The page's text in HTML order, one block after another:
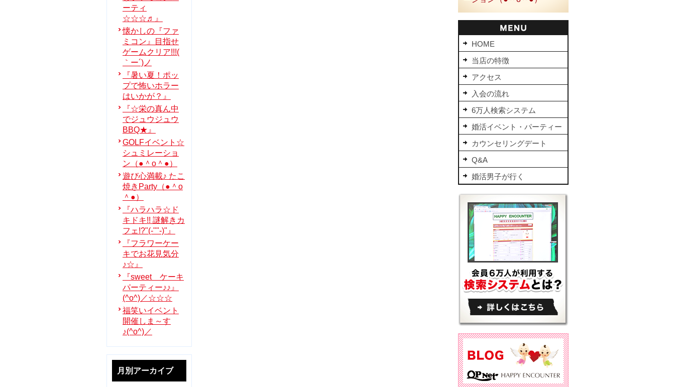
ーティ
☆☆☆♬』
懐かしの『ファ
ミコン』目指せ
ゲームクリア!!!(
｀ー´)ノ
『暑い夏！ポッ
プで怖いホラー
はいかが？』
『☆栄の真ん中
でジュウジュウ
BBQ★』
GOLFイベント☆
シュミレーショ
ン（●＾o＾●）
遊び心満載♪ たこ
焼きParty（●＾o
＾●）
『ハラハラ☆ド
キドキ!! 謎解きカ
フェ!?"(-""-)"』
『フラワーケー
キでお花見気分
♪☆』
『sweet ケーキ
パーティー♪♪』
(^o^)／☆☆☆
福笑いイベント
開催しま～す
♪(^o^)／
月別アーカイブ
HOME
当店の特徴
アクセス
入会の流れ
6万人検索システム
婚活イベント・パーティー
カウンセリングデート
Q&A
婚活男子が行く